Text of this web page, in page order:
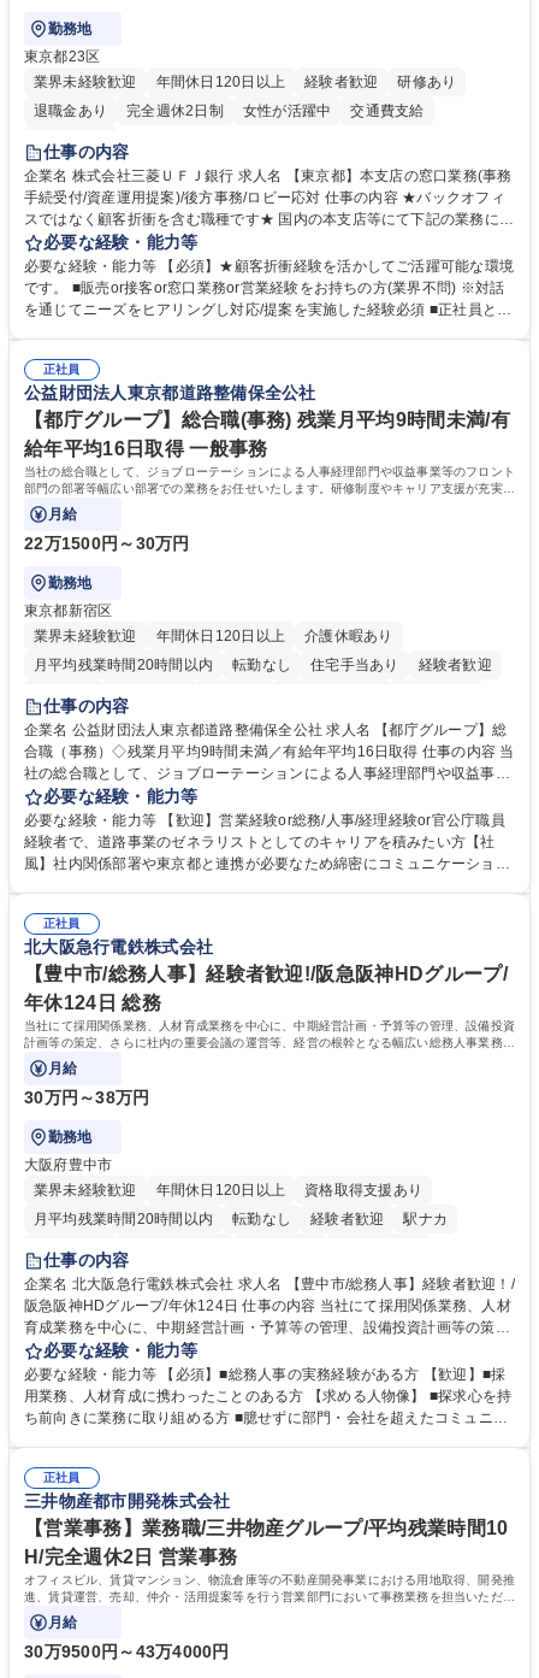
勤務地
東京都23区
業界未経験歓迎
年間休日120日以上 経験者歓迎
研修あり
退職金あり
完全週休2日制 女性が活躍中
交通費支給
土日祝休み
仕事の内容
企業名 株式会社三菱ＵＦＪ銀行 求人名 【東京都】本支店の窓口業務(事務
手続受付/資産運用提案)/後方事務/ロビー応対 仕事の内容 ★バックオフィ
スではなく顧客折衝を含む職種です★ 国内の本支店等にて下記の業務に従
事していただきます。 ■窓口/後方/ロビーにて事務手続等の受付・オペレ
ーション、お客様対応 ■窓口にて、ご来店された個人のお客様に対して金
融商品のご提案 ■効率的な事務運用の検討・構築等 ≪業務紹介：ご応募前
に必ずご覧ください≫ ※記事 https://www.mysite.bk.mufg.jp/career/circle/
必要な経験・能力等
必要な経験・能力等 【必須】★顧客折衝経験を活かしてご活躍可能な環境
です。 ■販売or接客or窓口業務or営業経験をお持ちの方(業界不問) ※対話
を通じてニーズをヒアリングし対応/提案を実施した経験必須 ■正社員とし
るので安心して入行いただけます。 幅広いキャリアの選択肢があり、公募
や社内副業等を活用し、 一人ひとりが挑戦できるカルチャーが浸透してい
ます。 学歴・資格 学歴：大学院 大学 高専 短大 専修学校 高校 語学力：
資格：
正社員
公益財団法人東京都道路整備保全公社
【都庁グループ】総合職(事務) 残業月平均9時間未満/有
給年平均16日取得 一般事務
当社の総合職として、ジョブローテーションによる人事経理部門や収益事業等のフロント
部門の部署等幅広い部署での業務をお任せいたします。研修制度やキャリア支援が充実し
ております！ ※下記業務詳細
月給
22万1500円～30万円
勤務地
東京都新宿区
業界未経験歓迎
年間休日120日以上
介護休暇あり
月平均残業時間20時間以内
転勤なし 住宅手当あり
経験者歓迎
研修あり
退職金あり
駅近5分以内
資格取得手当あり 食事補助あり
仕事の内容
企業名 公益財団法人東京都道路整備保全公社 求人名 【都庁グループ】総
合職（事務）◇残業月平均9時間未満／有給年平均16日取得 仕事の内容 当
社の総合職として、ジョブローテーションによる人事経理部門や収益事業
等のフロント部門の部署等幅広い部署での業務をお任せいたします。研修
制度やキャリア支援が充実しております！ ※下記業務詳細 【業務詳細】■
管理部門：広報、人事、経理など当公社の運営に係る管理業務 ■収益部
門：駐車場の新規開拓、管理運営、新宿駅西口広場の「イベントコーナ
道路施設や道路工事現場の見学ツアー事業 ※入社後は上記いずれかの部門
へ配属。※業務内容変更の範囲：会社の定める業務 募集職種 【都庁グル
ープ】総合職（事務）◇残業月平均9時間未満／有給年平均16日取得
必要な経験・能力等
必要な経験・能力等 【歓迎】営業経験or総務/人事/経理経験or官公庁職員
経験者で、道路事業のゼネラリストとしてのキャリアを積みたい方【社
風】社内関係部署や東京都と連携が必要なため綿密にコミュニケーション
部門など多岐に渡る業務を経験できます。 ■様々なプロジェクト：駐車場
事業の他、新宿駅西口広場内に設置された照明を兼ねた広告「ブライトサ
イン」の管理運営を行うなど、事業収益を生み出す活動を積極的に行って
います。 学歴・資格 学歴：大学院 大学 高専 短大 専修学校 高校 語学力：
資格：
正社員
北大阪急行電鉄株式会社
【豊中市/総務人事】経験者歓迎!/阪急阪神HDグループ/
年休124日 総務
当社にて採用関係業務、人材育成業務を中心に、中期経営計画・予算等の管理、設備投資
計画等の策定、さらに社内の重要会議の運営等、経営の根幹となる幅広い総務人事業務全
般を担当していただきます。
月給
30万円～38万円
勤務地
大阪府豊中市
業界未経験歓迎
年間休日120日以上
資格取得支援あり
月平均残業時間20時間以内
転勤なし 経験者歓迎
駅ナカ
退職金あり
土日祝休み
服装自由 昼食補助あり 食事補助あり
仕事の内容
企業名 北大阪急行電鉄株式会社 求人名 【豊中市/総務人事】経験者歓迎！/
阪急阪神HDグループ/年休124日 仕事の内容 当社にて採用関係業務、人材
育成業務を中心に、中期経営計画・予算等の管理、設備投資計画等の策
定、さらに社内の重要会議の運営等、経営の根幹となる幅広い総務人事業
務全般を担当していただきます。 【主な業務内容】 ■採用関係業務および
人材育成(社員研修)業務の推進 ■中期経営計画および予算等の管理 ■設備
投資計画等の策定 ■社内の重要会議の運営 ■その他総務人事業務全般 【入
務人事】経験者歓迎！/阪急阪神HDグループ/年休124日
必要な経験・能力等
必要な経験・能力等 【必須】■総務人事の実務経験がある方 【歓迎】■採
用業務、人材育成に携わったことのある方 【求める人物像】 ■探求心を持
ち前向きに業務に取り組める方 ■臆せずに部門・会社を超えたコミュニケ
囲のメンバーと協調しつつ主体性を持って能動的に業務を推進できる方 学
歴・資格 学歴：大学院 大学 高専 短大 専修学校 高校 語学力： 資格：
正社員
三井物産都市開発株式会社
【営業事務】業務職/三井物産グループ/平均残業時間10
H/完全週休2日 営業事務
オフィスビル、賃貸マンション、物流倉庫等の不動産開発事業における用地取得、開発推
進、賃貸運営、売却、仲介・活用提案等を行う営業部門において事務業務を担当いただき
ます。
月給
30万9500円～43万4000円